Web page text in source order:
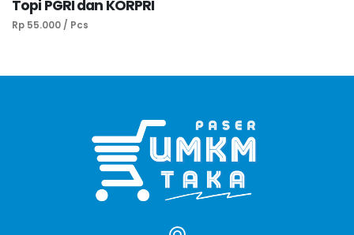
Topi PGRI dan KORPRI
Rp 55.000 / Pcs